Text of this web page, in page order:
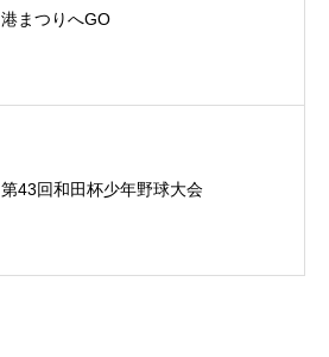
港まつりへGO
第43回和田杯少年野球大会